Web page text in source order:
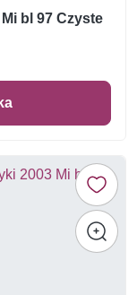
bl 97 Czyste